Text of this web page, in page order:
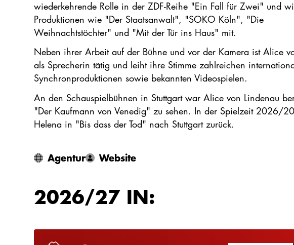
wiederkehrende Rolle in der ZDF-Reihe "Ein Fall für Zwei" und
Produktionen wie "Der Staatsanwalt", "SOKO Köln", "Die
Weihnachtstöchter" und "Mit der Tür ins Haus" mit.
Neben ihrer Arbeit auf der Bühne und vor der Kamera ist Alice
als Sprecherin tätig und leiht ihre Stimme zahlreichen
Synchronproduktionen sowie bekannten Videospielen.
An den Schauspielbühnen in Stuttgart war Alice von Lindenau
"Der Kaufmann von Venedig" zu sehen. In der Spielzeit 2026/
Helena in "Bis dass der Tod" nach Stuttgart zurück.
Agentur Website
2026/27 IN: